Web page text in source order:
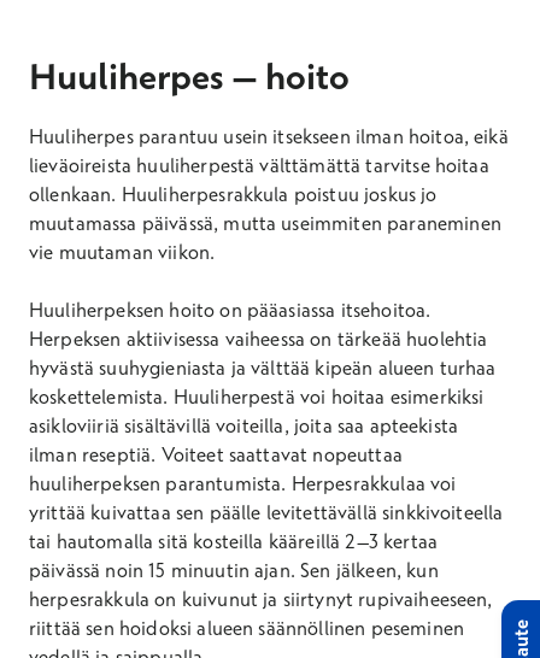
Huuliherpes – hoito
Huuliherpes parantuu usein itsekseen ilman hoitoa, eikä
lieväoireista huuliherpestä välttämättä tarvitse hoitaa
ollenkaan. Huuliherpesrakkula poistuu joskus jo
muutamassa päivässä, mutta useimmiten paraneminen
vie muutaman viikon.
Huuliherpeksen hoito on pääasiassa itsehoitoa.
Herpeksen aktiivisessa vaiheessa on tärkeää huolehtia
hyvästä suuhygieniasta ja välttää kipeän alueen turhaa
koskettelemista. Huuliherpestä voi hoitaa esimerkiksi
asikloviiriä sisältävillä voiteilla, joita saa apteekista
ilman reseptiä. Voiteet saattavat nopeuttaa
huuliherpeksen parantumista. Herpesrakkulaa voi
yrittää kuivattaa sen päälle levitettävällä sinkkivoiteella
tai hautomalla sitä kosteilla kääreillä 2–3 kertaa
päivässä noin 15 minuutin ajan. Sen jälkeen, kun
herpesrakkula on kuivunut ja siirtynyt rupivaiheeseen,
riittää sen hoidoksi alueen säännöllinen peseminen